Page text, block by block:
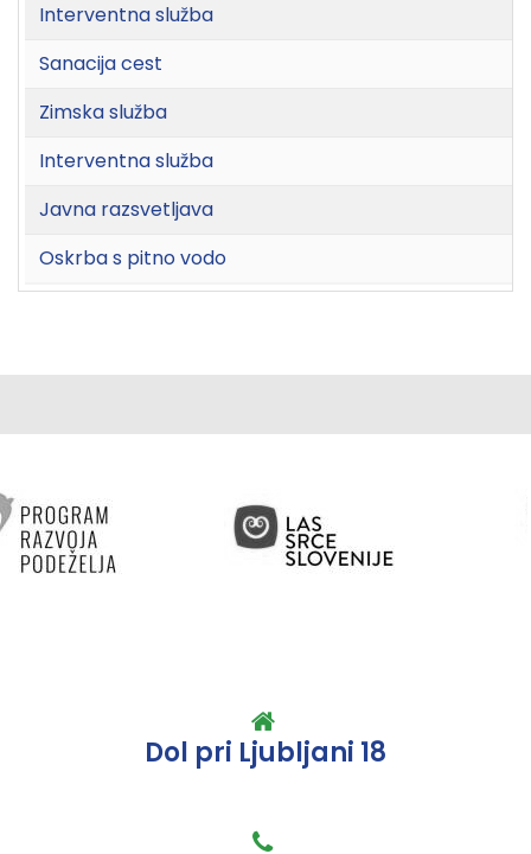
Interventna služba
Sanacija cest
Zimska služba
Interventna služba
Javna razsvetljava
Oskrba s pitno vodo
Dol pri Ljubljani 18